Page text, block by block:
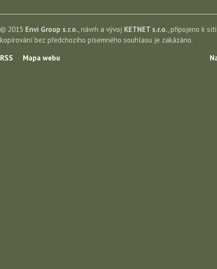
© 2015 Envi Group s.r.o. , návrh a vývoj KETNET s.r.o. , připojeno k
kopírování bez předchozího písemného souhlasu je zakázáno.
RSS
Mapa webu